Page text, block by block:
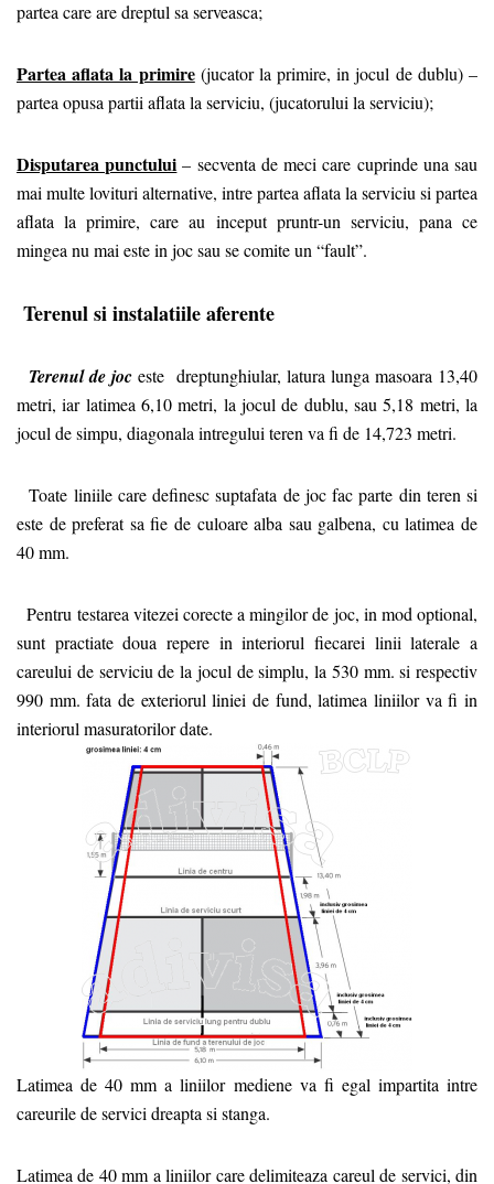
partea care are dreptul sa serveasca;
Partea aflata la primire(jucator la primire, in jocul de dublu) –
partea opusa partii aflata la serviciu, (jucatorului la serviciu);
Disputarea punctului – secventa de meci care cuprinde una sau
mai multe lovituri alternative, intre partea aflata la serviciu si partea
aflata la primire, care au inceput pruntr-un serviciu, pana ce
mingea nu mai este in joc sau se comite un “fault”.
Terenul si instalatiile aferente
Terenul de joc este dreptunghiular, latura lunga masoara 13,40
metri, iar latimea 6,10 metri, la jocul de dublu, sau 5,18 metri, la
jocul de simpu, diagonala intregului teren va fi de 14,723 metri.
Toate liniile care definesc suptafata de joc fac parte din teren si
este de preferat sa fie de culoare alba sau galbena, cu latimea de
40 mm.
Pentru testarea vitezei corecte a mingilor de joc, in mod optional,
sunt practiate doua repere in interiorul fiecarei linii laterale a
careului de serviciu de la jocul de simplu, la 530 mm. si respectiv
990 mm. fata de exteriorul liniei de fund, latimea liniilor va fi in
interiorul masuratorilor date.
Latimea de 40 mm a liniilor mediene va fi egal impartita intre
careurile de servici dreapta si stanga.
Latimea de 40 mm a liniilor care delimiteaza careul de servici, din